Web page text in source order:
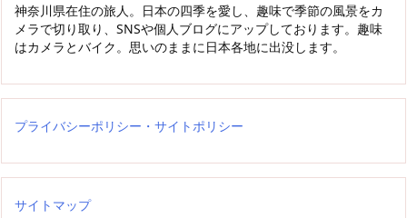
神奈川県在住の旅人。日本の四季を愛し、趣味で季節の風景をカ
メラで切り取り、SNSや個人ブログにアップしております。趣味
はカメラとバイク。思いのままに日本各地に出没します。
プライバシーポリシー・サイトポリシー
サイトマップ